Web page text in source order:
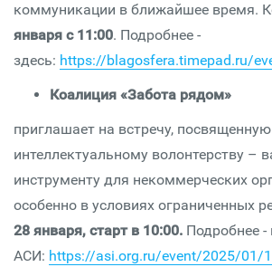
коммуникации в ближайшее время.
января с 11:00. Подробнее -
здесь: https://blagosfera.timepad.ru/
Коалиция «Забота рядом»
приглашает на встречу, посвященную
интеллектуальному волонтерству –
инструменту для некоммерческих
особенно в условиях ограниченных
28 января, старт в 10:00. Подробнее -
АСИ: https://asi.org.ru/event/2025/01/